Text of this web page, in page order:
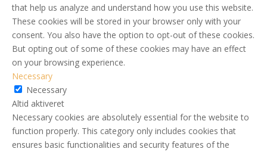
that help us analyze and understand how you use this website.
These cookies will be stored in your browser only with your
consent. You also have the option to opt-out of these cookies.
But opting out of some of these cookies may have an effect
on your browsing experience.
Necessary
Necessary
Altid aktiveret
Necessary cookies are absolutely essential for the website to
function properly. This category only includes cookies that
ensures basic functionalities and security features of the